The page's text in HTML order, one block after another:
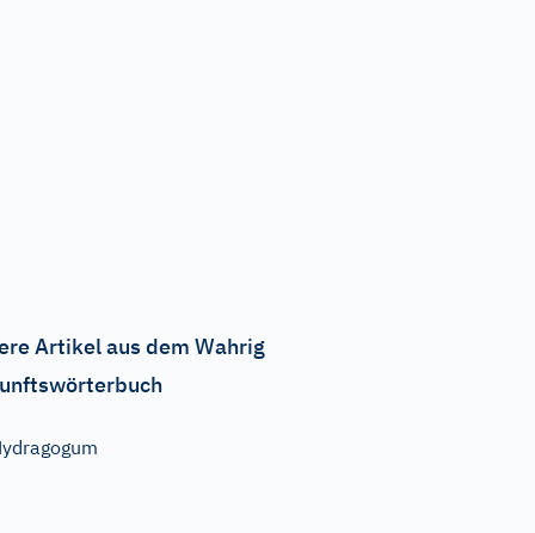
Artikel aus dem Wahrig